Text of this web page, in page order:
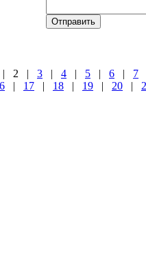
| 2 | 3 | 4 | 5 | 6 | 7
| 17 | 18 | 19 | 20 |